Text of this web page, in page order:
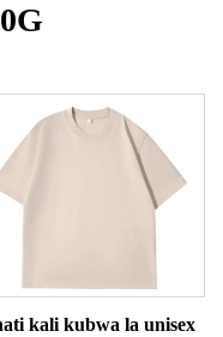
kali kubwa la unisex